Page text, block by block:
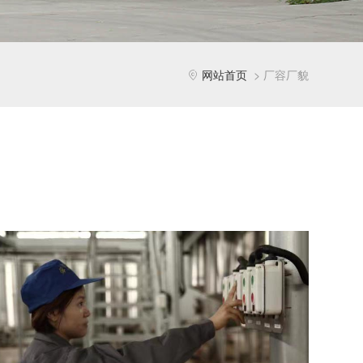
网站首页 厂容厂貌